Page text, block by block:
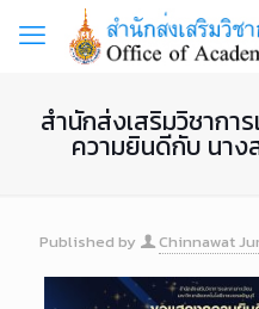
สำนักส่งเสริมวิชากา
ความยินดีกับ นาง
Published by Chinnawat